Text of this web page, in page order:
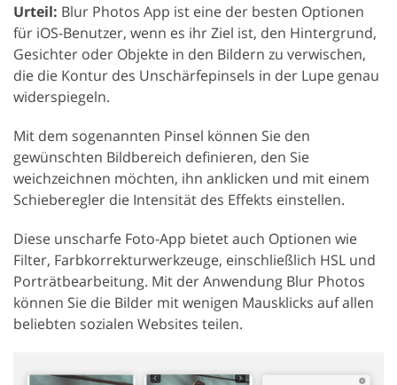
Urteil: Blur Photos App ist eine der besten Optionen
für iOS-Benutzer, wenn es ihr Ziel ist, den Hintergrund,
Gesichter oder Objekte in den Bildern zu verwischen,
die die Kontur des Unschärfepinsels in der Lupe genau
widerspiegeln.
Mit dem sogenannten Pinsel können Sie den
gewünschten Bildbereich definieren, den Sie
weichzeichnen möchten, ihn anklicken und mit einem
Schieberegler die Intensität des Effekts einstellen.
Diese unscharfe Foto-App bietet auch Optionen wie
Filter, Farbkorrekturwerkzeuge, einschließlich HSL und
Porträtbearbeitung. Mit der Anwendung Blur Photos
können Sie die Bilder mit wenigen Mausklicks auf allen
beliebten sozialen Websites teilen.